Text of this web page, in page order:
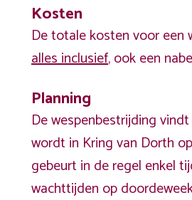
Kosten
De totale kosten voor een
alles inclusief, ook een
Planning
De wespenbestrijding
wordt in Kring van Dorth
gebeurt in de regel enkel
wachttijden op